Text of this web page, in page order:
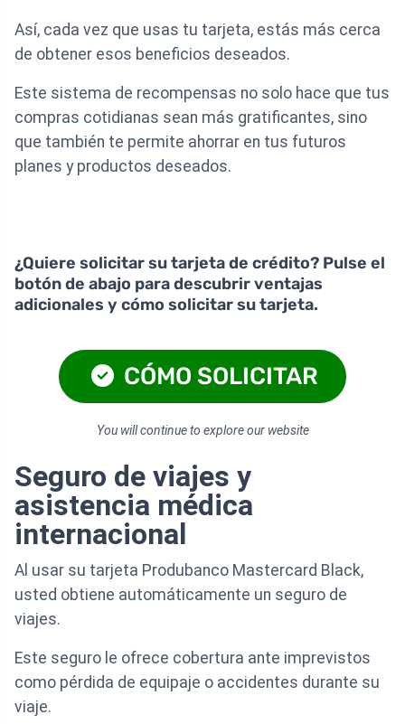
Así, cada vez que usas tu tarjeta, estás más cerca
de obtener esos beneficios deseados.
Este sistema de recompensas no solo hace que tus
compras cotidianas sean más gratificantes, sino
que también te permite ahorrar en tus futuros
planes y productos deseados.
¿Quiere solicitar su tarjeta de crédito? Pulse el
botón de abajo para descubrir ventajas
adicionales y cómo solicitar su tarjeta.
CÓMO SOLICITAR
You will continue to explore our website
Seguro de viajes y
asistencia médica
internacional
Al usar su tarjeta Produbanco Mastercard Black,
usted obtiene automáticamente un seguro de
viajes.
Este seguro le ofrece cobertura ante imprevistos
como pérdida de equipaje o accidentes durante su
viaje.